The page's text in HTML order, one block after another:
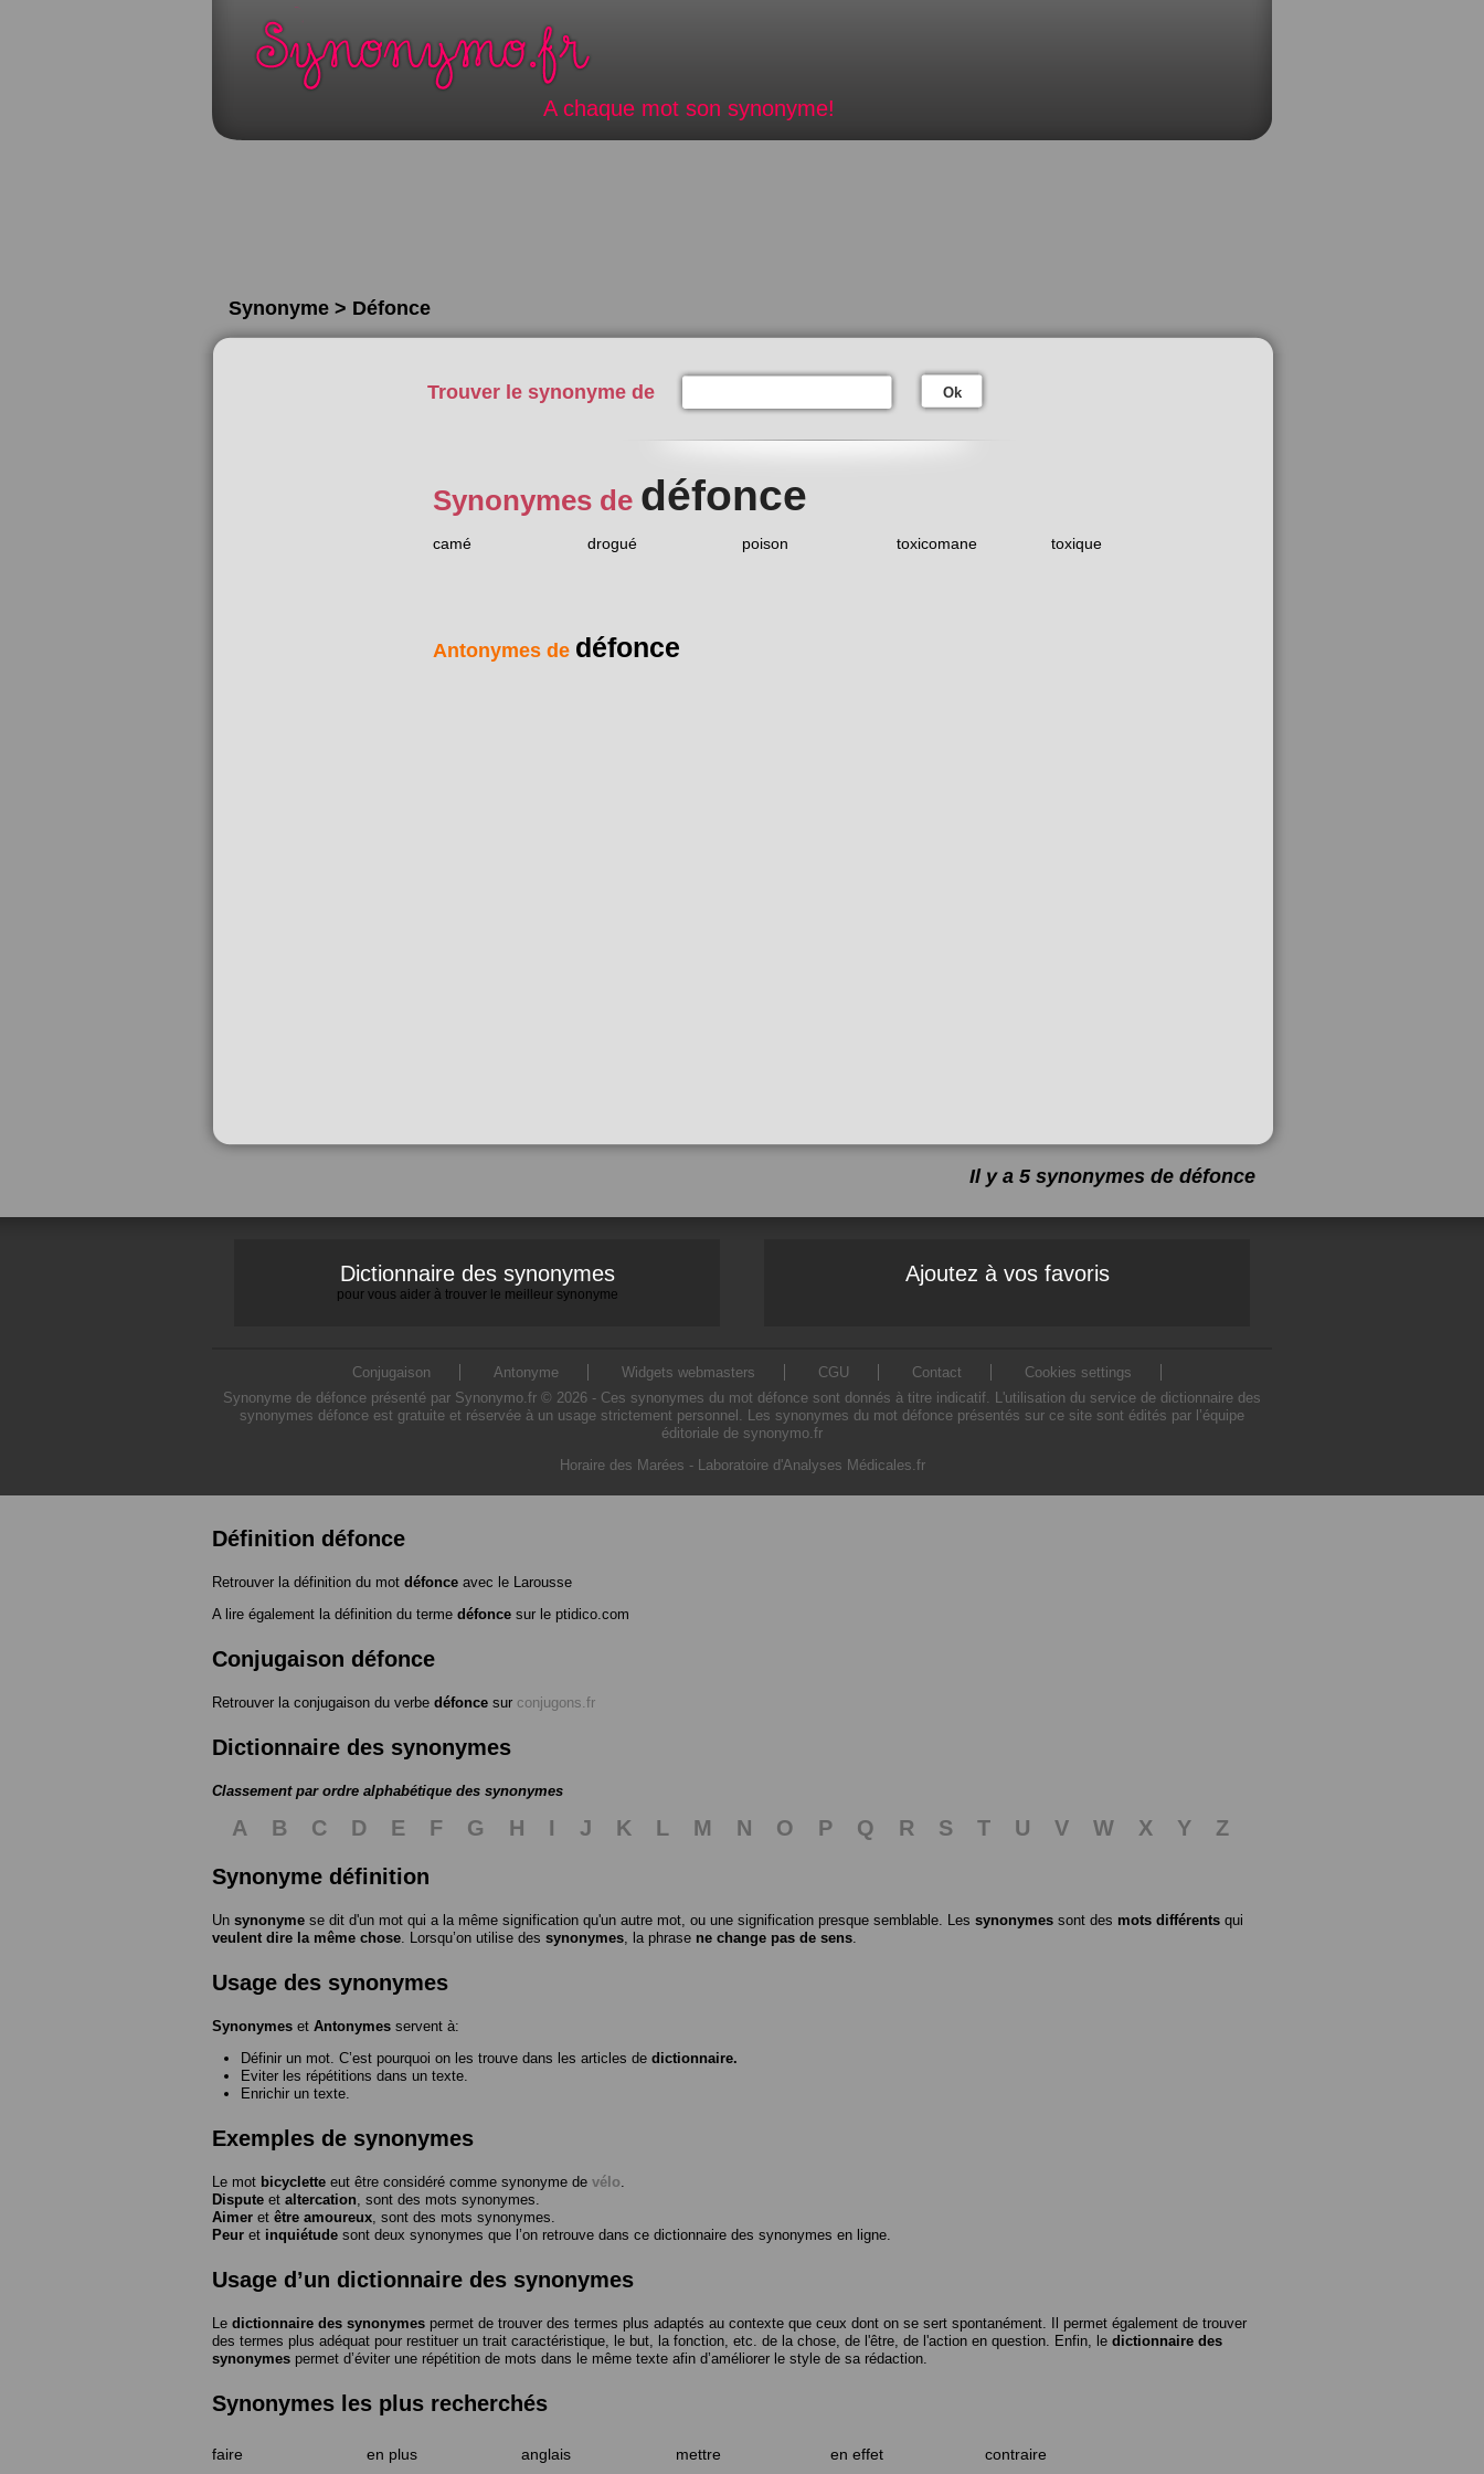
A chaque mot son synonyme!
Synonyme > Défonce
Trouver le synonyme de Ok
Synonymes de défonce
camé drogué poison toxicomane toxique
Antonymes de défonce
Il y a 5 synonymes de défonce
Dictionnaire des synonymes
pour vous aider à trouver le meilleur synonyme
Ajoutez à vos favoris
Conjugaison Antonyme Widgets webmasters CGU Contact
Cookies settings
Synonyme de défonce présenté par Synonymo.fr © 2026 - Ces synonymes du mot défonce sont donnés à titre indicatif. L'utilisation du service de dictionnaire des
synonymes défonce est gratuite et réservée à un usage strictement personnel. Les synonymes du mot défonce présentés sur ce site sont édités par l’équipe
éditoriale de synonymo.fr
Horaire des Marées - Laboratoire d'Analyses Médicales.fr
Définition défonce
Retrouver la définition du mot défonce avec le Larousse
A lire également la définition du terme défonce sur le ptidico.com
Conjugaison défonce
Retrouver la conjugaison du verbe défonce sur conjugons.fr
Dictionnaire des synonymes
Classement par ordre alphabétique des synonymes
A B C D E F G H I J K L M N O P Q R S T U V W X Y
Z
Synonyme définition
Un synonyme se dit d'un mot qui a la même signification qu'un autre mot, ou une signification presque semblable. Les synonymes sont des mots différents qui
veulent dire la même chose . Lorsqu’on utilise des synonymes , la phrase ne change pas de sens
Usage des synonymes
Synonymes et Antonymes servent à:
Définir un mot. C’est pourquoi on les trouve dans les articles de dictionnaire.
Eviter les répétitions dans un texte.
Enrichir un texte.
Exemples de synonymes
Le mot bicyclette eut être considéré comme synonyme de vélo
Dispute et altercation , sont des mots synonymes.
Aimer et être amoureux , sont des mots synonymes.
Peur et inquiétude sont deux synonymes que l’on retrouve dans ce dictionnaire des synonymes en ligne.
Usage d’un dictionnaire des synonymes
Le dictionnaire des synonymes permet de trouver des termes plus adaptés au contexte que ceux dont on se sert spontanément. Il permet également de trouver
des termes plus adéquat pour restituer un trait caractéristique, le but, la fonction, etc. de la chose, de l'être, de l'action en question. Enfin, le dictionnaire des
synonymes permet d’éviter une répétition de mots dans le même texte afin d’améliorer le style de sa rédaction.
Synonymes les plus recherchés
faire en plus anglais mettre en effet contraire